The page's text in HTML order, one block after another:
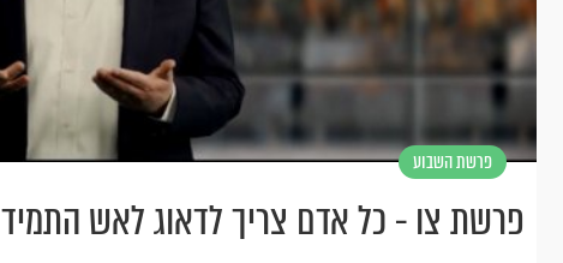
פרשת השבוע
פרשת צו - כל אדם צריך לדאוג לאש התמיד